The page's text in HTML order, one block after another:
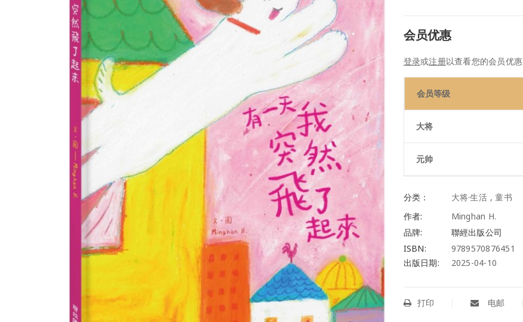
会员优惠
登录或注册以查看您的会员优惠
会员等级
大将
元帅
分类： 大将·生活 ,童书
作者:
Minghan H.
品牌:
聯經出版公司
ISBN:
9789570876451
出版日期:
2025-04-10
打印 电邮